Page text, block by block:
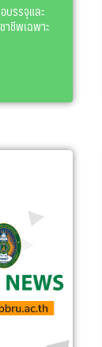
บรรจุและ
ชีพเฉพาะ